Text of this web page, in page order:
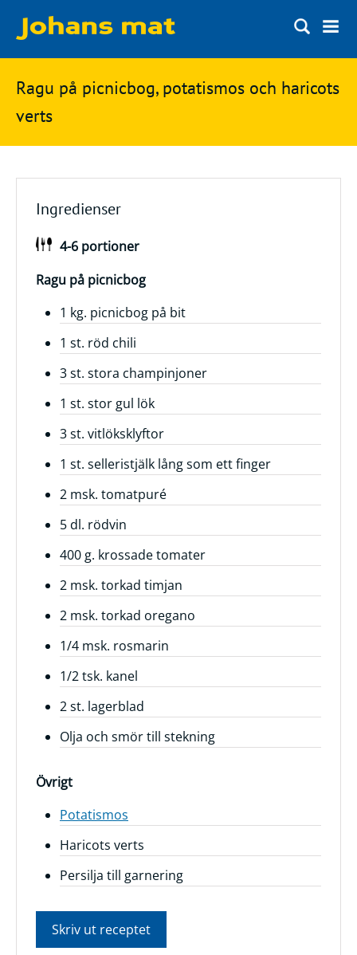
Matbloggen
Innertemperaturer
Ingredienser
Matsnack
Ölsnack
Topplistan
Bryggerier
Ölstilar
Kontakt
Frågor
svar
Ölprovning
YouTube
Sök
på
Johans
mat
Ragu på picnicbog, potatismos och haricots
verts
Ingredienser
4-6 portioner
Ragu på picnicbog
1 kg. picnicbog på bit
1 st. röd chili
3 st. stora champinjoner
1 st. stor gul lök
3 st. vitlöksklyftor
1 st. selleristjälk lång som ett finger
2 msk. tomatpuré
5 dl. rödvin
400 g. krossade tomater
2 msk. torkad timjan
2 msk. torkad oregano
1/4 msk. rosmarin
1/2 tsk. kanel
2 st. lagerblad
Olja och smör till stekning
Övrigt
Potatismos
Haricots verts
Persilja till garnering
Skriv ut receptet